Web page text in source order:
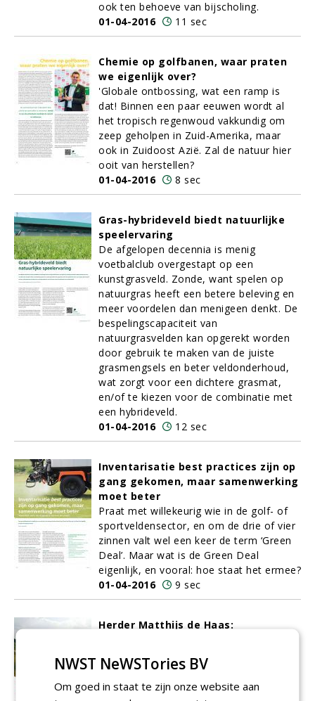
ook ten behoeve van bijscholing.
01-04-2016
11 sec
Chemie op golfbanen, waar praten
we eigenlijk over?
'Globale ontbossing, wat een ramp is
dat! Binnen een paar eeuwen wordt al
het tropisch regenwoud vakkundig om
zeep geholpen in Zuid-Amerika, maar
ook in Zuidoost Azië. Zal de natuur hier
ooit van herstellen?
01-04-2016
8 sec
Gras-hybrideveld biedt natuurlijke
speelervaring
De afgelopen decennia is menig
voetbalclub overgestapt op een
kunstgrasveld. Zonde, want spelen op
natuurgras heeft een betere beleving en
meer voordelen dan menigeen denkt. De
bespelingscapaciteit van
natuurgrasvelden kan opgerekt worden
door gebruik te maken van de juiste
grasmengsels en beter veldonderhoud,
wat zorgt voor een dichtere grasmat,
en/of te kiezen voor de combinatie met
een hybrideveld.
01-04-2016
12 sec
Inventarisatie best practices zijn op
gang gekomen, maar samenwerking
moet beter
Praat met willekeurig wie in de golf- of
sportveldensector, en om de drie of vier
zinnen valt wel een keer de term ‘Green
Deal’. Maar wat is de Green Deal
eigenlijk, en vooral: hoe staat het ermee?
01-04-2016
9 sec
Herder Matthijs de Haas:
stukken ook wat kan groeien'
Matthijs de Haas (28) is de officiële
NWST NeWSTories BV
Om goed in staat te zijn onze website aan